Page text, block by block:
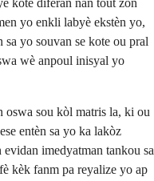
kote diferan nan tout zòn
yo enkli labyè ekstèn yo,
yo souvan se kote ou pral
wè anpoul inisyal yo
oswa sou kòl matris la, ki ou
entèn sa yo ka lakòz
imedyatman tankou sa
kèk fanm pa reyalize yo ap